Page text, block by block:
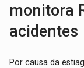
monitora
acidentes
Por causa da